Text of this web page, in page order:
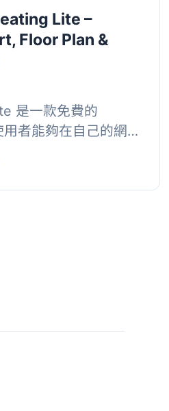
Lite –
Floor Plan &
是一款免費的
者能夠在自己的網
的 WooComm...